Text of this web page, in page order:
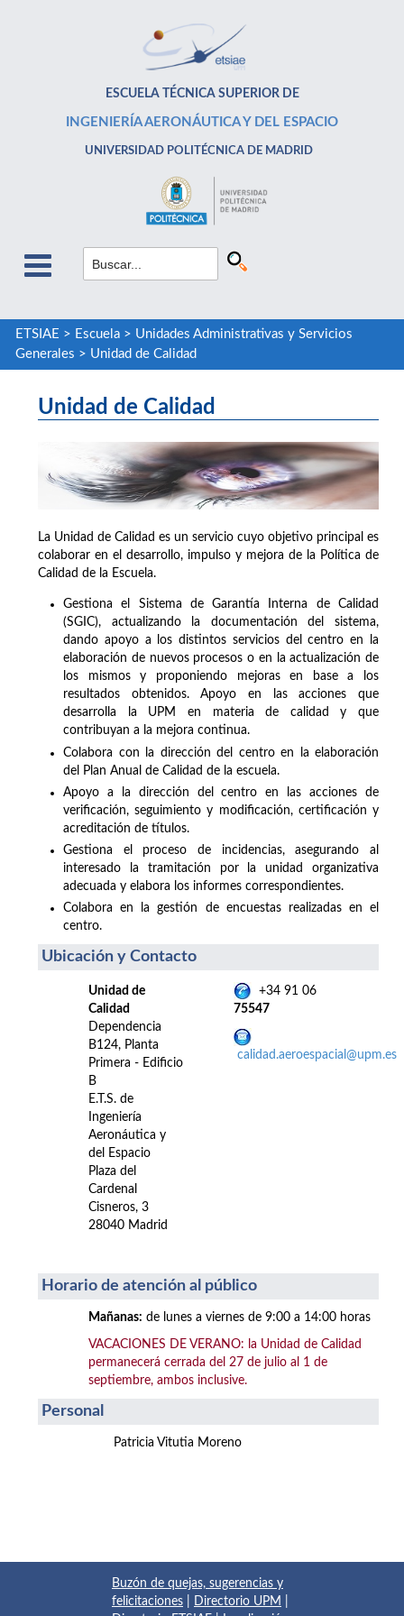
ESCUELA TÉCNICA SUPERIOR DE
INGENIERÍA AERONÁUTICA Y DEL ESPACIO
UNIVERSIDAD POLITÉCNICA DE MADRID
ETSIAE > Escuela> Unidades Administrativas y Servicios
Generales > Unidad de Calidad
Unidad de Calidad
La Unidad de Calidad es un servicio cuyo objetivo principal es
colaborar en el desarrollo, impulso y mejora de la Política de
Calidad de la Escuela.
Gestiona el Sistema de Garantía Interna de Calidad
(SGIC), actualizando la documentación del sistema,
dando apoyo a los distintos servicios del centro en la
elaboración de nuevos procesos o en la actualización de
los mismos y proponiendo mejoras en base a los
resultados obtenidos. Apoyo en las acciones que
desarrolla la UPM en materia de calidad y que
contribuyan a la mejora continua.
Colabora con la dirección del centro en la elaboración
del Plan Anual de Calidad de la escuela.
Apoyo a la dirección del centro en las acciones de
verificación, seguimiento y modificación, certificación y
acreditación de títulos.
Gestiona el proceso de incidencias, asegurando al
interesado la tramitación por la unidad organizativa
adecuada y elabora los informes correspondientes.
Colabora en la gestión de encuestas realizadas en el
centro.
Ubicación y Contacto
Unidad de
Calidad
Dependencia
B124, Planta
Primera - Edificio
B
E.T.S. de
Ingeniería
Aeronáutica y
del Espacio
Plaza del
Cardenal
Cisneros, 3
28040 Madrid
+34 91 06
75547
calidad.aeroespacial@upm.es
Horario de atención al público
Mañanas: de lunes a viernes de 9:00 a 14:00 horas
VACACIONES DE VERANO: la Unidad de Calidad
permanecerá cerrada del 27 de julio al 1 de
septiembre, ambos inclusive.
Personal
Patricia Vitutia Moreno
Buzón de quejas, sugerencias y
felicitaciones
Directorio UPM